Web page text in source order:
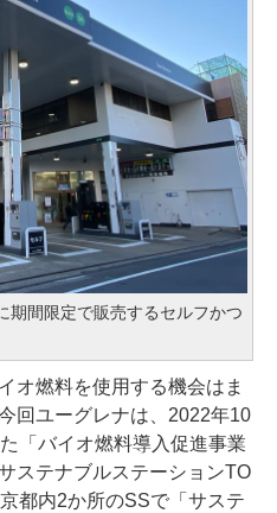
期間限定で販売するセルフかつ
オ燃料を使用する機会はま
回ユーグレナは、2022年10
「バイオ燃料導入促進事業
ステナブルステーションTO
都内2か所のSSで「サステ